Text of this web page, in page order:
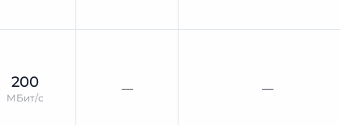
200
МБит/с
— —